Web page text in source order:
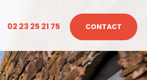
02 23 25 21 75 CONTACT